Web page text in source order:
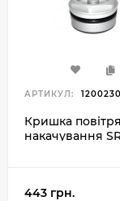
АРТИКУЛ: 1200230
Кришка
накачування
443 грн.